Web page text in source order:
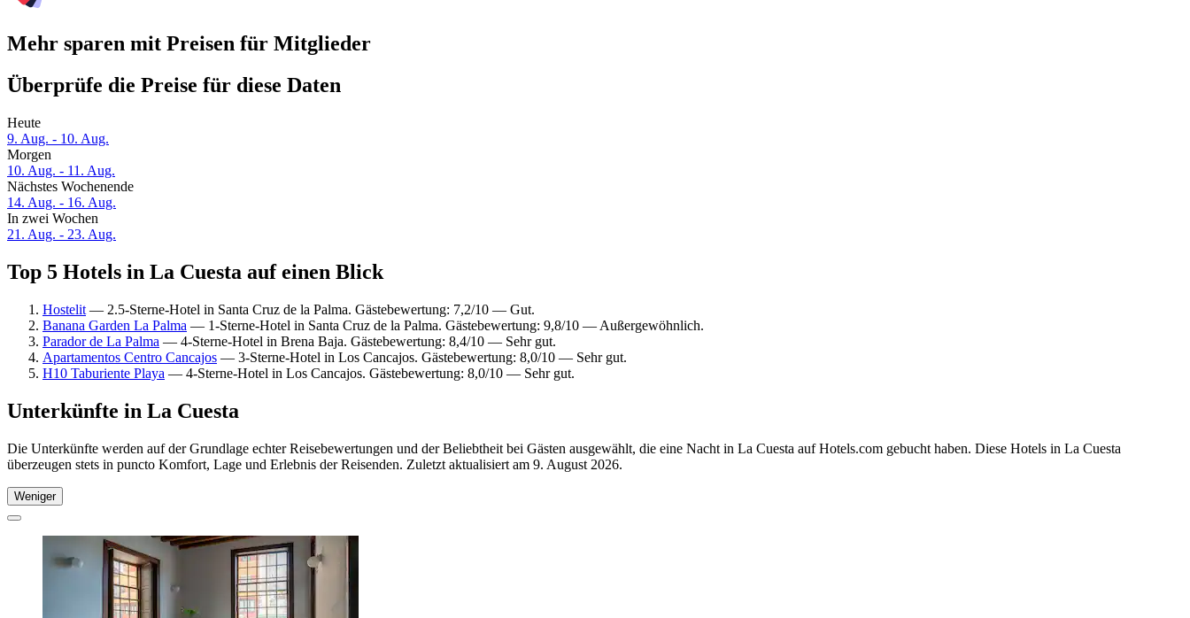
Mehr sparen mit Preisen für Mitglieder
Überprüfe die Preise für diese Daten
Heute
9. Aug. - 10. Aug.
Morgen
10. Aug. - 11. Aug.
Nächstes Wochenende
14. Aug. - 16. Aug.
In zwei Wochen
21. Aug. - 23. Aug.
Top 5 Hotels in La Cuesta auf einen Blick
Hostelit — 2.5-Sterne-Hotel in Santa Cruz de la Palma. Gästebewertung: 7,2/10 — Gut.
Banana Garden La Palma — 1-Sterne-Hotel in Santa Cruz de la Palma. Gästebewertung: 9,8/10 — Außergewöhnlich.
Parador de La Palma — 4-Sterne-Hotel in Brena Baja. Gästebewertung: 8,4/10 — Sehr gut.
Apartamentos Centro Cancajos — 3-Sterne-Hotel in Los Cancajos. Gästebewertung: 8,0/10 — Sehr gut.
H10 Taburiente Playa — 4-Sterne-Hotel in Los Cancajos. Gästebewertung: 8,0/10 — Sehr gut.
Unterkünfte in La Cuesta
Die Unterkünfte werden auf der Grundlage echter Reisebewertungen und der Beliebtheit bei Gästen ausgewählt, die eine Nacht in La Cuesta auf Hotels.com gebucht haben. Diese Hotels in La Cuesta
überzeugen stets in puncto Komfort, Lage und Erlebnis der Reisenden. Zuletzt aktualisiert am 9. August 2026.
Weniger